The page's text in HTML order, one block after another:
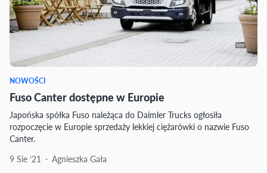
NOWOŚCI
Fuso Canter dostępne w Europie
Japońska spółka Fuso należąca do Daimler Trucks ogłosiła
rozpoczęcie w Europie sprzedaży lekkiej ciężarówki o nazwie Fuso
Canter.
9 Sie ‘21
Agnieszka Gała